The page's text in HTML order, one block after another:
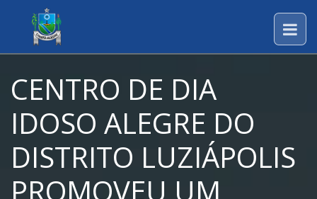
CENTRO DE DIA
IDOSO ALEGRE DO
DISTRITO LUZIÁPOLIS
PROMOVEU UM